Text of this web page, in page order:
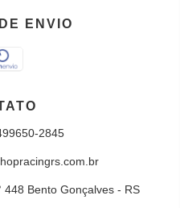
ENVIO
2845
448 Bento Gonçalves - RS